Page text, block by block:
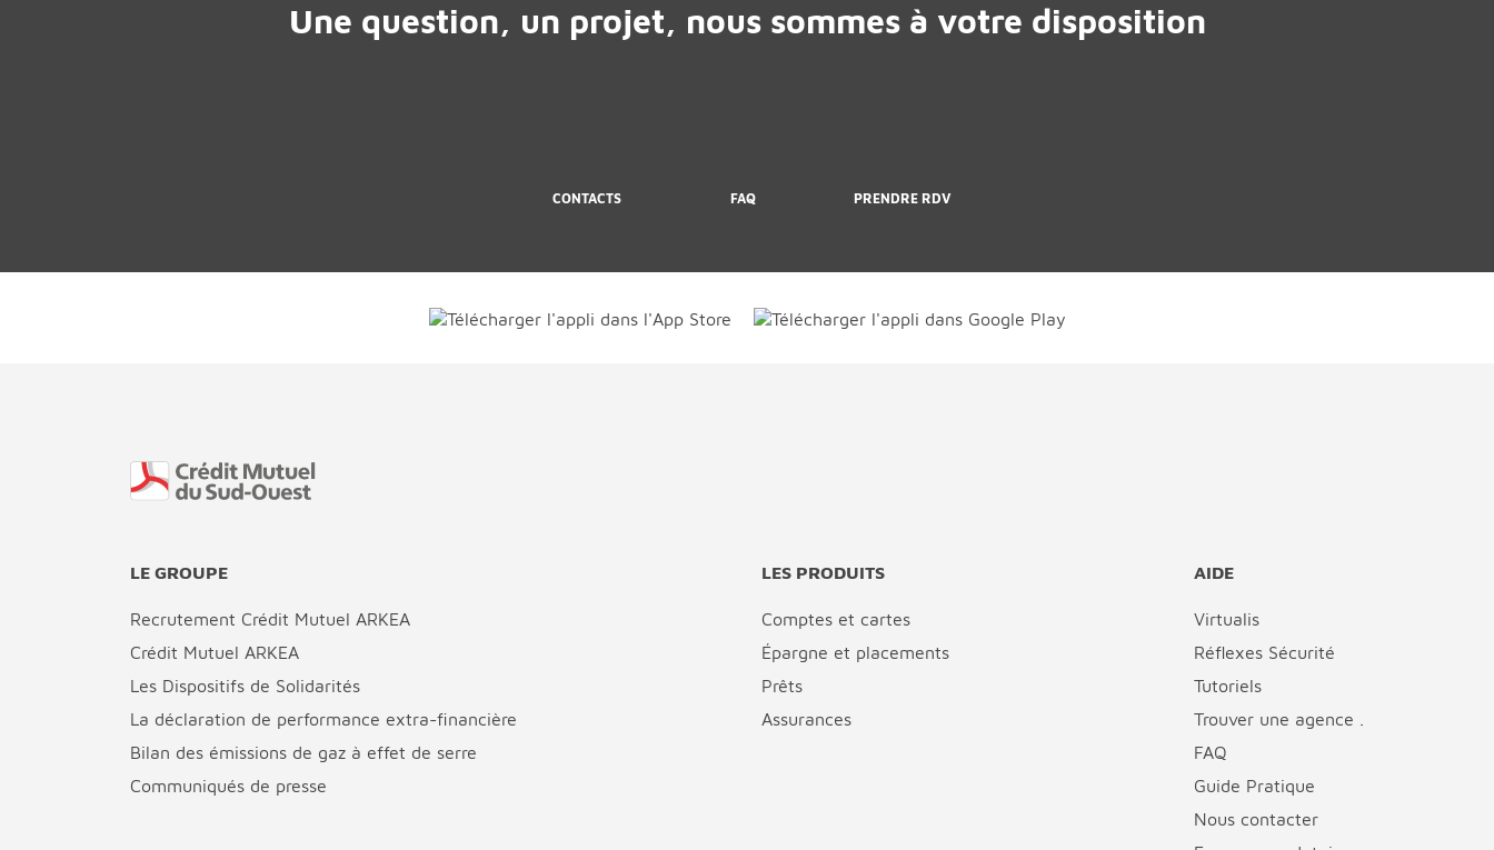
Une question, un projet, nous sommes à votre disposition
CONTACTS FAQ PRENDRE RDV
LE GROUPE
Recrutement Crédit Mutuel ARKEA
Crédit Mutuel ARKEA
Les Dispositifs de Solidarités
La déclaration de performance extra-financière
Bilan des émissions de gaz à effet de serre
Communiqués de presse
LES PRODUITS
Comptes et cartes
Épargne et placements
Prêts
Assurances
AIDE
Virtualis
Réflexes Sécurité
Tutoriels
Trouver une agence .
FAQ
Guide Pratique
Nous contacter
Fin de page